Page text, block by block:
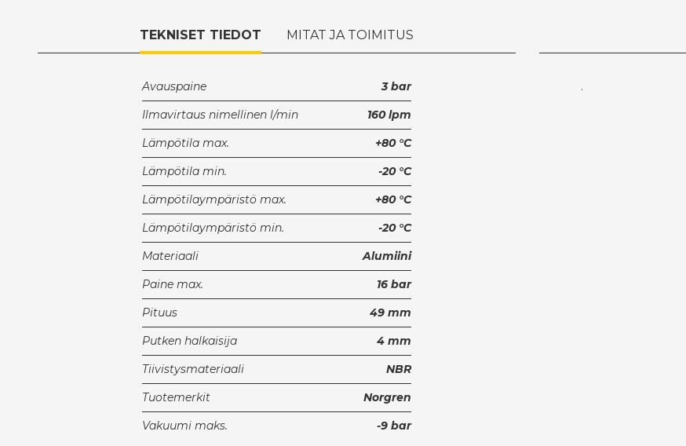
TEKNISET TIEDOT MITAT JA TOIMITUS
Avauspaine
3 bar
Ilmavirtaus nimellinen l/min
160 lpm
Lämpötila max.
+80 °C
Lämpötila min.
-20 °C
Lämpötilaympäristö max.
+80 °C
Lämpötilaympäristö min.
-20 °C
Materiaali
Alumiini
Paine max.
16 bar
Pituus
49 mm
Putken halkaisija
4 mm
Tiivistysmateriaali
NBR
Tuotemerkit
Norgren
Vakuumi maks.
-9 bar
.